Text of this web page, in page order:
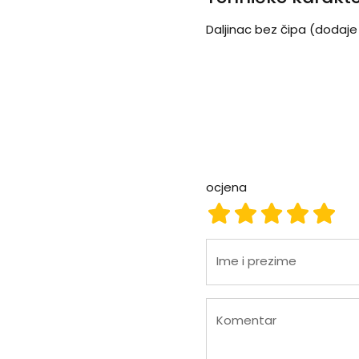
Daljinac bez čipa
ocjena
ocjena 3
ocjena 2
ocjena 1
Ime i prezime
Komentar